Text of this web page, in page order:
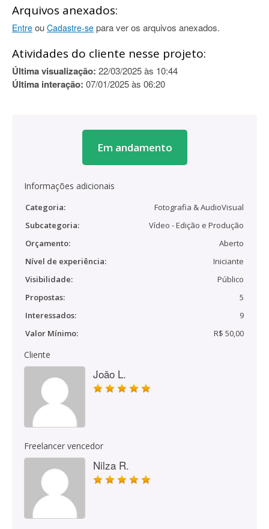
Arquivos anexados:
Entre ou Cadastre-se para ver os arquivos anexados.
Atividades do cliente nesse projeto:
Última visualização: 22/03/2025 às 10:44
Última interação: 07/01/2025 às 06:20
Em andamento
Informações adicionais
Categoria:
Fotografia & AudioVisual
Subcategoria:
Vídeo - Edição e Produção
Orçamento:
Aberto
Nível de experiência:
Iniciante
Visibilidade:
Público
Propostas:
5
Interessados:
9
Valor Mínimo:
R$ 50,00
Cliente
João L.
Freelancer vencedor
Nilza R.